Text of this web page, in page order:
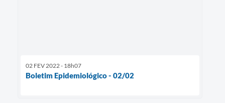
02 FEV 2022 - 18h07
Boletim Epidemiológico - 02/02